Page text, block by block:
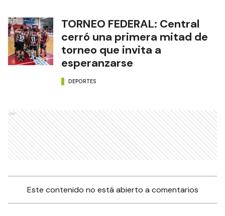
TORNEO FEDERAL: Central
cerró una primera mitad de
torneo que invita a
esperanzarse
DEPORTES
Ads
Este contenido no está abierto a comentarios